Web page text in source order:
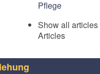
Pflege
Show all articles
Articles